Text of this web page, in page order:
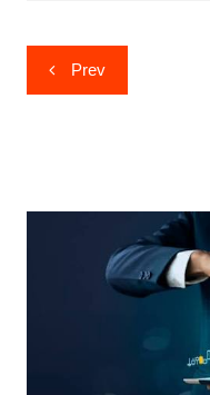
Post
navigation
Prev